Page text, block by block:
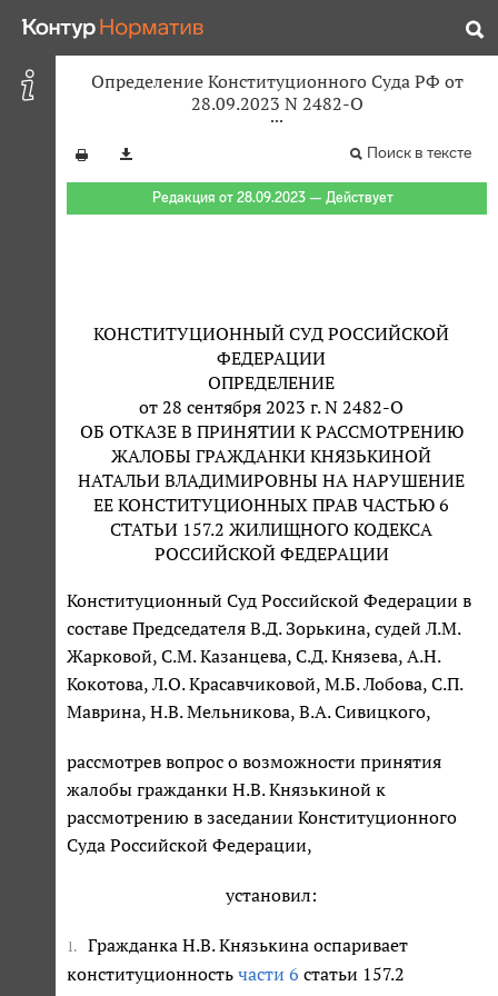
Определение Конституционного Суда РФ от
28.09.2023 N 2482-О
Поиск в тексте
Редакция от 28.09.2023 — Действует
КОНСТИТУЦИОННЫЙ СУД РОССИЙСКОЙ
ФЕДЕРАЦИИ
ОПРЕДЕЛЕНИЕ
от 28 сентября 2023 г. N 2482-О
ОБ ОТКАЗЕ В ПРИНЯТИИ К РАССМОТРЕНИЮ
ЖАЛОБЫ ГРАЖДАНКИ КНЯЗЬКИНОЙ
НАТАЛЬИ ВЛАДИМИРОВНЫ НА НАРУШЕНИЕ
ЕЕ КОНСТИТУЦИОННЫХ ПРАВ ЧАСТЬЮ 6
СТАТЬИ 157.2 ЖИЛИЩНОГО КОДЕКСА
РОССИЙСКОЙ ФЕДЕРАЦИИ
Конституционный Суд Российской Федерации в
составе Председателя В.Д. Зорькина, судей Л.М.
Жарковой, С.М. Казанцева, С.Д. Князева, А.Н.
Кокотова, Л.О. Красавчиковой, М.Б. Лобова, С.П.
Маврина, Н.В. Мельникова, В.А. Сивицкого,
рассмотрев вопрос о возможности принятия
жалобы гражданки Н.В. Князькиной к
рассмотрению в заседании Конституционного
Суда Российской Федерации,
установил:
1.
Гражданка Н.В. Князькина оспаривает
конституционность части 6 статьи 157.2